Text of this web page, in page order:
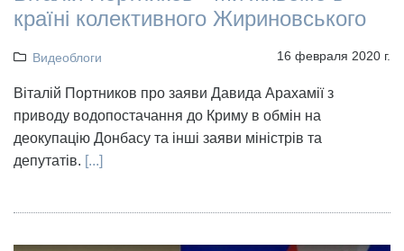
країні колективного Жириновського
Видеоблоги 16 февраля 2020 г.
Віталій Портников про заяви Давида Арахамії з
приводу водопостачання до Криму в обмін на
деокупацію Донбасу та інші заяви міністрів та
депутатів. [...]